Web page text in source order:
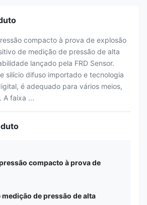
compacto à prova de explosão
de medição de pressão de alta
lançado pela FRD Sensor.
silício difuso importado e tecnologia
é adequado para vários meios,
A faixa ...
compacto à prova de
de pressão de alta